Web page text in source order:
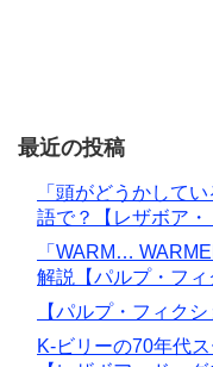
最近の投稿
「頭がどうかして
語で？【レザボア・
「WARM…
解説【パルプ・フィ
【パルプ・フィク
K-ビリーの70年代